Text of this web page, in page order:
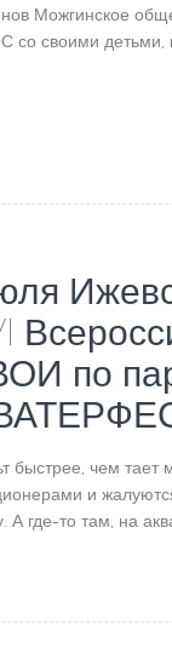
Можгинское
своими детьми,
по
быстрее, чем тает
и
А где-то там, на